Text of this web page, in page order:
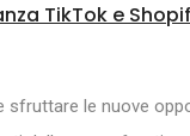
TikTok e
sfruttare le nuove